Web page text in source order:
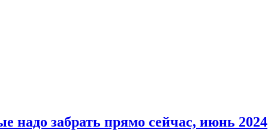
надо забрать прямо сейчас, июнь 2024